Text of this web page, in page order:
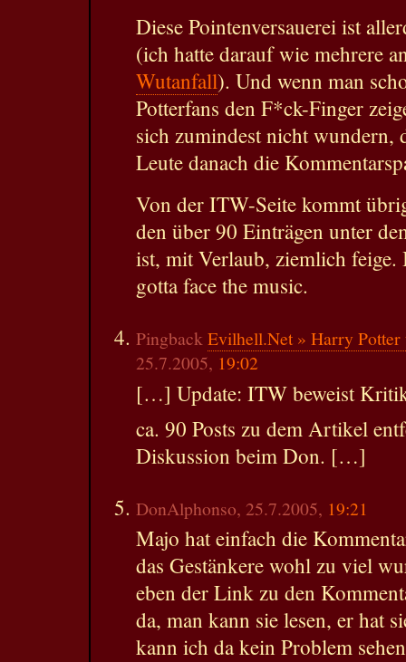
Diese Pointenversauerei ist
(ich hatte darauf wie mehrere
Wutanfall). Und wenn man
Potterfans den F*ck-Finger
sich zumindest nicht wundern,
Leute danach die
Von der ITW-Seite kommt
den über 90 Einträgen unter
ist, mit Verlaub, ziemlich feige.
gotta face the music.
PingbackEvilhell.Net » Harry
25.7.2005, 19:02
[…] Update: ITW beweist
ca. 90 Posts zu dem Artikel
Diskussion beim Don. […]
DonAlphonso, 25.7.2005, 19:21
Majo hat einfach die
das Gestänkere wohl zu viel
eben der Link zu den
da, man kann sie lesen, er hat
kann ich da kein Problem